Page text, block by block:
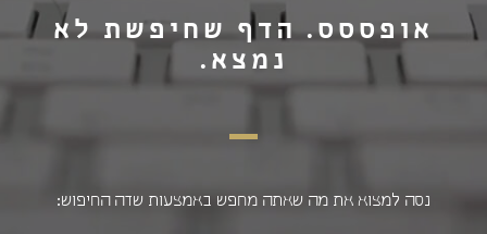
אופססס. הדף שחיפשת לא
נמצא.
נסה למצוא את מה שאתה מחפש באמצעות שדה החיפוש: